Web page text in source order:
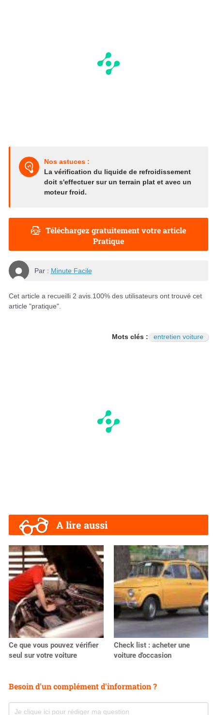
Nos astuces :
La vérification du liquide de refroidissement
doit s'effectuer sur un terrain plat et avec un
moteur froid.
Téléchargez gratuitement votre article
Pratique
Par : Minute Facile
Cet article a recueilli 2 avis. 100% des utilisateurs ont trouvé cet
article "pratique".
Mots clés : entretien voiture
A lire aussi
Ce que vous pouvez vérifier
seul sur votre voiture
Check list : acheter une
voiture d'occasion
Besoin d'un complément d'information ?